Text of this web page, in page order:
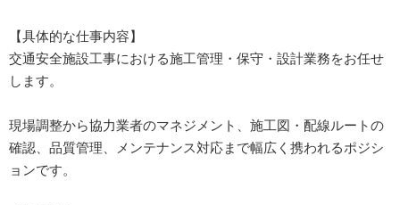
【具体的な仕事内容】
交通安全施設工事における施工管理・保守・設計業務をお任せ
します。
現場調整から協力業者のマネジメント、施工図・配線ルートの
確認、品質管理、メンテナンス対応まで幅広く携われるポジシ
ョンです。